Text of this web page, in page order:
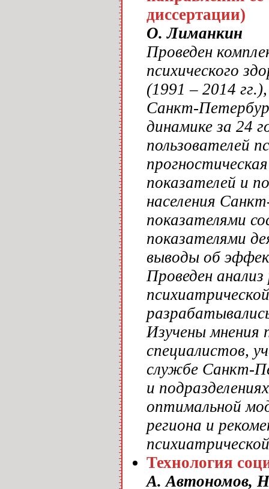
диссертации)
О. Лиманкин
Проведен
психического
(1991 – 2014
Санкт-
динамике за 24
пользователей
показателей и
населения
показателями
показателями
выводы об
Проведен
Изучены мнения
специалистов,
службе Санкт-
и
оптимальной
региона и
Технология
А. Автономов,